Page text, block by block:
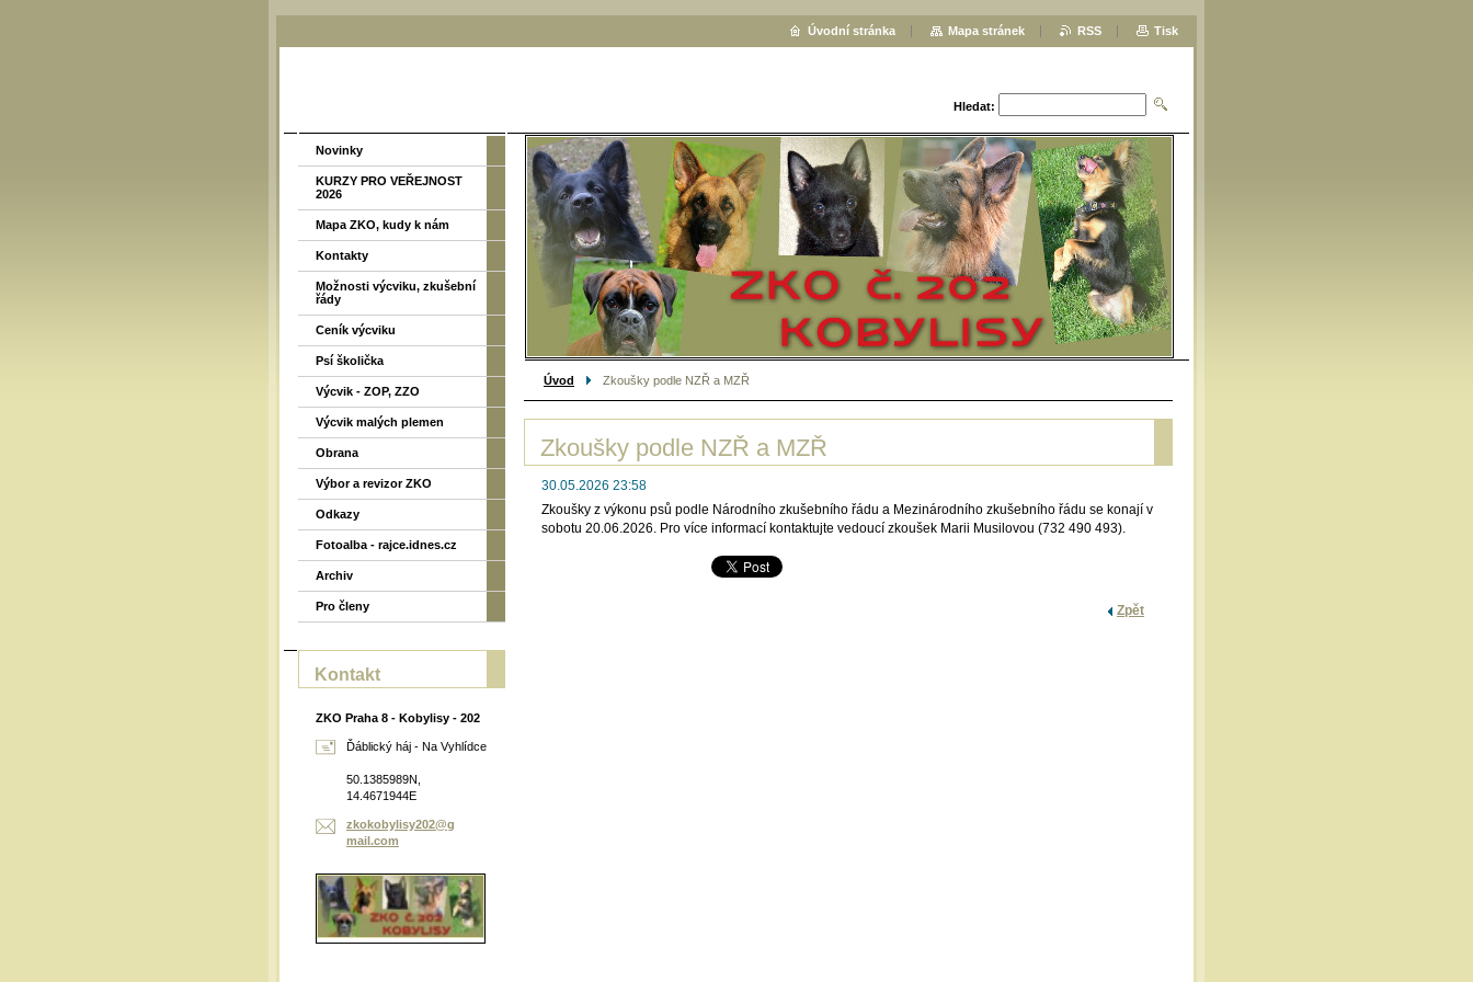
Hledat:
Úvod Zkoušky podle NZŘ a MZŘ
Zkoušky podle NZŘ a MZŘ
30.05.2026 23:58
Zkoušky z výkonu psů podle Národního zkušebního řádu a Mezinárodního zkušebního řádu se konají v
sobotu 20.06.2026. Pro více informací kontaktujte vedoucí zkoušek Marii Musilovou (732 490 493).
Zpět
Novinky
KURZY PRO VEŘEJNOST
2026
Mapa ZKO, kudy k nám
Kontakty
Možnosti výcviku, zkušební
řády
Ceník výcviku
Psí školička
Výcvik - ZOP, ZZO
Výcvik malých plemen
Obrana
Výbor a revizor ZKO
Odkazy
Fotoalba - rajce.idnes.cz
Archiv
Pro členy
Kontakt
ZKO Praha 8 - Kobylisy - 202
Ďáblický háj - Na Vyhlídce
50.1385989N,
14.4671944E
zkokobyl isy202@g
mail.com
Úvodní stránka Mapa stránek RSS Tisk